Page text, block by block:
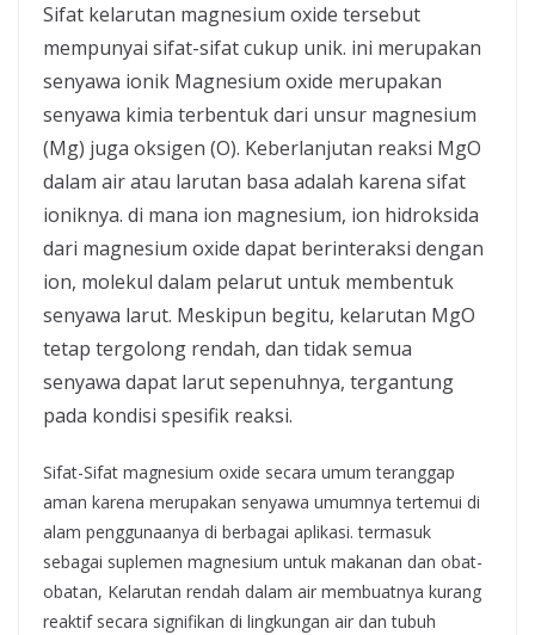
Sifat kelarutan magnesium oxide tersebut
mempunyai sifat-sifat cukup unik. ini merupakan
senyawa ionik Magnesium oxide merupakan
senyawa kimia terbentuk dari unsur magnesium
(Mg) juga oksigen (O). Keberlanjutan reaksi MgO
dalam air atau larutan basa adalah karena sifat
ioniknya. di mana ion magnesium, ion hidroksida
dari magnesium oxide dapat berinteraksi dengan
ion, molekul dalam pelarut untuk membentuk
senyawa larut. Meskipun begitu, kelarutan MgO
tetap tergolong rendah, dan tidak semua
senyawa dapat larut sepenuhnya, tergantung
pada kondisi spesifik reaksi.
Sifat-Sifat magnesium oxide secara umum teranggap
aman karena merupakan senyawa umumnya tertemui di
alam penggunaanya di berbagai aplikasi. termasuk
sebagai suplemen magnesium untuk makanan dan obat-
obatan, Kelarutan rendah dalam air membuatnya kurang
reaktif secara signifikan di lingkungan air dan tubuh